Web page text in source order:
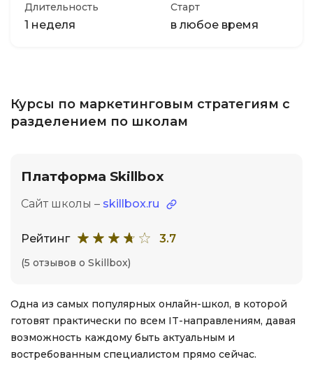
Длительность
1 неделя
Старт
в любое время
Курсы по маркетинговым стратегиям с
разделением по школам
Платформа Skillbox
Сайт школы – skillbox.ru
Рейтинг 3.7
(5 отзывов о Skillbox)
Одна из самых популярных онлайн-школ, в которой
готовят практически по всем IT-направлениям, давая
возможность каждому быть актуальным и
востребованным специалистом прямо сейчас.